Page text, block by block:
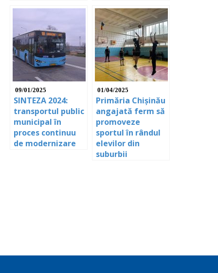
09/01/2025
SINTEZA 2024:
transportul public
municipal în
proces continuu
de modernizare
01/04/2025
Primăria Chișinău
angajată ferm să
promoveze
sportul în rândul
elevilor din
suburbii